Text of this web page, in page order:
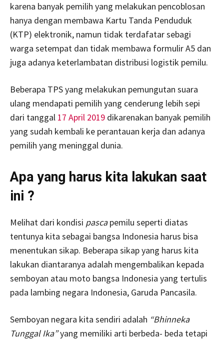
karena banyak pemilih yang melakukan pencoblosan
hanya dengan membawa Kartu Tanda Penduduk
(KTP) elektronik, namun tidak terdafatar sebagi
warga setempat dan tidak membawa formulir A5 dan
juga adanya keterlambatan distribusi logistik pemilu.
Beberapa TPS yang melakukan pemungutan suara
ulang mendapati pemilih yang cenderung lebih sepi
dari tanggal 17 April 2019 dikarenakan banyak pemilih
yang sudah kembali ke perantauan kerja dan adanya
pemilih yang meninggal dunia.
Apa yang harus kita lakukan saat
ini ?
Melihat dari kondisi pascapemilu seperti diatas
tentunya kita sebagai bangsa Indonesia harus bisa
menentukan sikap. Beberapa sikap yang harus kita
lakukan diantaranya adalah mengembalikan kepada
semboyan atau moto bangsa Indonesia yang tertulis
pada lambing negara Indonesia, Garuda Pancasila.
Semboyan negara kita sendiri adalah “Bhinneka
Tunggal Ika”yang memiliki arti berbeda- beda tetapi